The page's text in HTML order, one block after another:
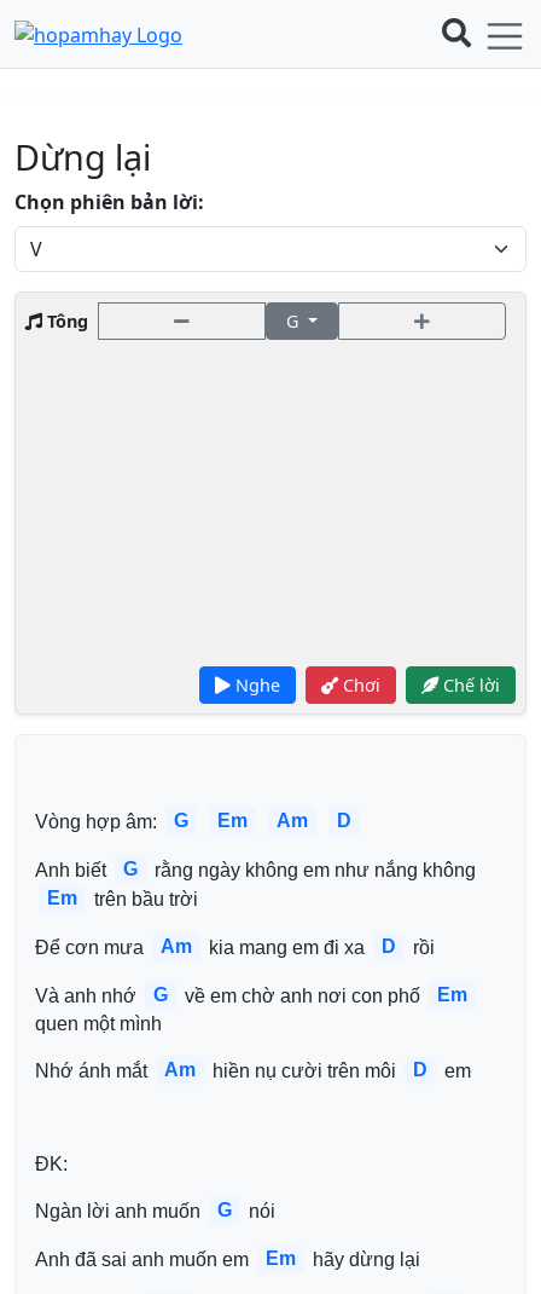
Dừng lại
Chọn phiên bản lời:
Tông G
Nghe Chơi Chế lời
Vòng hợp âm: G Em Am D
Anh biết G
rằng ngày không em như nắng không
Em
trên bầu trời
Để cơn mưa Am kia mang em đi xa D rồi
Và anh nhớ G về em chờ anh nơi con phố
Em
quen một mình
Nhớ ánh mắt Am hiền nụ cười trên môi D em
ĐK:
Ngàn lời anh muốn G nói
Anh đã sai anh muốn em Em hãy dừng lại